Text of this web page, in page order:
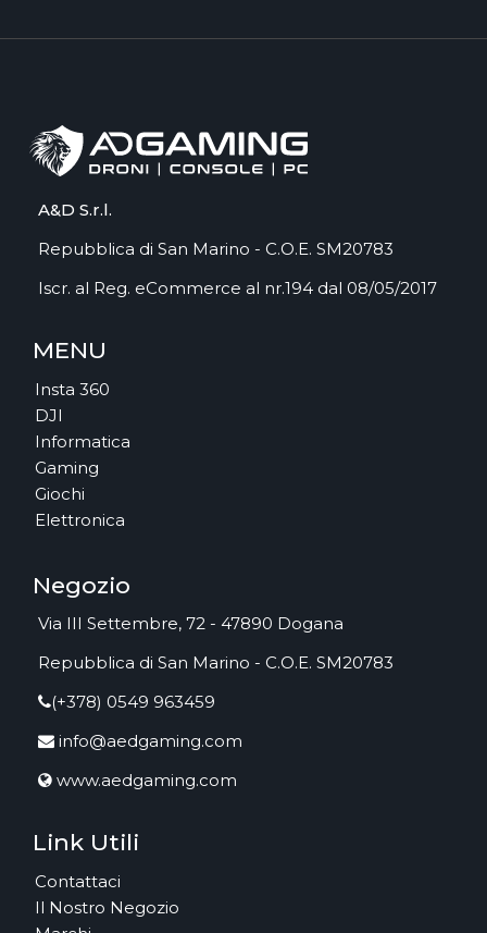
A&D S.r.l.
Repubblica di San Marino - C.O.E. SM20783
Iscr. al Reg. eCommerce al nr.194 dal 08/05/2017
MENU
Insta 360
DJI
Informatica
Gaming
Giochi
Elettronica
Negozio
Via III Settembre, 72 - 47890 Dogana
Repubblica di San Marino - C.O.E. SM20783
(+378) 0549 963459
info@aedgaming.com
www.aedgaming.com
Link Utili
Contattaci
Il Nostro Negozio